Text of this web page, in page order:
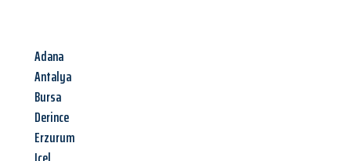
Adana
Antalya
Bursa
Derince
Erzurum